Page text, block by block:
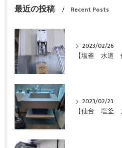
最近の投稿 Recent Posts
2023/02/26
2023/02/23